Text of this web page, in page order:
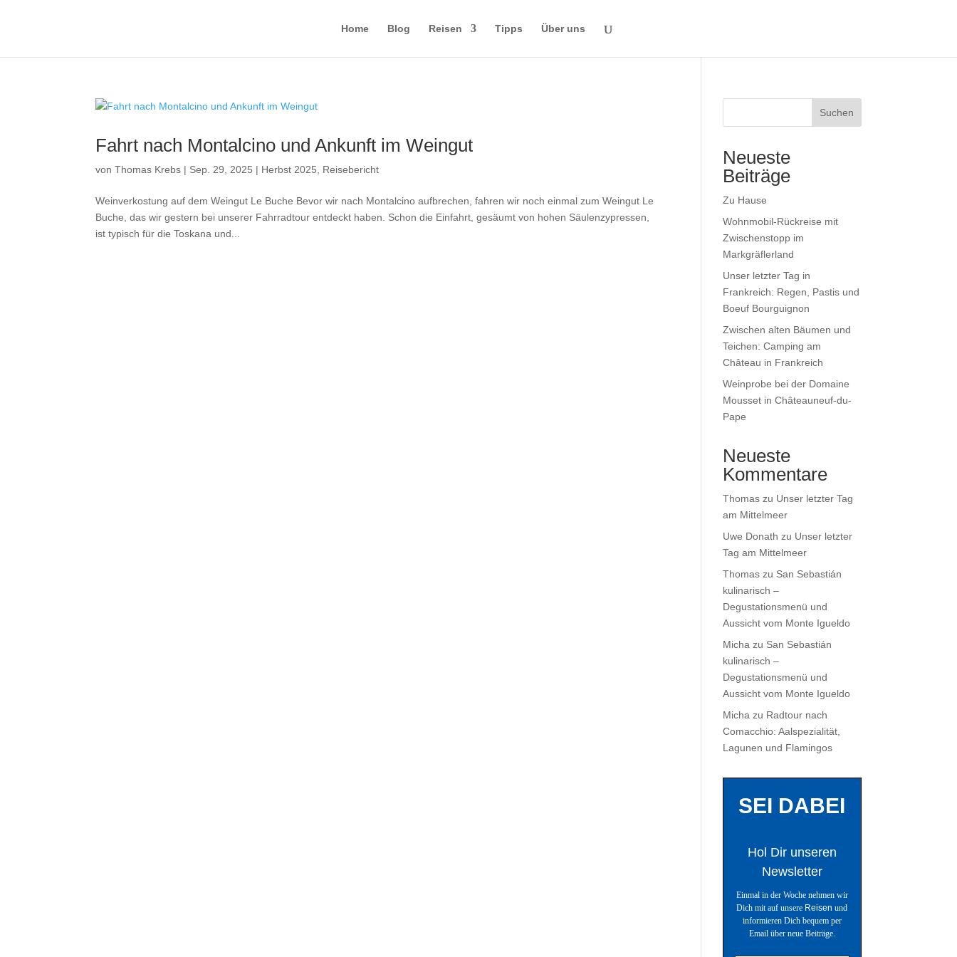
Home Blog Reisen Tipps Über uns
Fahrt nach Montalcino und Ankunft im Weingut
vonThomas Krebs | Sep. 29, 2025 | Herbst 2025 Reisebericht
Weinverkostung auf dem Weingut Le Buche Bevor wir nach Montalcino aufbrechen, fahren wir noch einmal zum Weingut Le
Buche, das wir gestern bei unserer Fahrradtour entdeckt haben. Schon die Einfahrt, gesäumt von hohen Säulenzypressen,
ist typisch für die Toskana und...
Suchen
Neueste
Beiträge
Zu Hause
Wohnmobil-Rückreise mit
Zwischenstopp im
Markgräflerland
Unser letzter Tag in
Frankreich: Regen, Pastis und
Boeuf Bourguignon
Zwischen alten Bäumen und
Teichen: Camping am
Château in Frankreich
Weinprobe bei der Domaine
Mousset in Châteauneuf-du-
Pape
Neueste
Kommentare
Thomas zu Unser letzter Tag
am Mittelmeer
Uwe Donath zu Unser letzter
Tag am Mittelmeer
Thomas zu San Sebastián
kulinarisch –
Degustationsmenü und
Aussicht vom Monte Igueldo
Micha zu San Sebastián
kulinarisch –
Degustationsmenü und
Aussicht vom Monte Igueldo
Micha zu Radtour nach
Comacchio: Aalspezialität,
Lagunen und Flamingos
SEI DABEI
Hol Dir unseren
Newsletter
Einmal in der Woche nehmen wir
Dich mit auf unsere Reisen und
informieren Dich bequem per
Email über neue Beiträge.